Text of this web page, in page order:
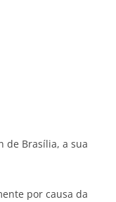
de Brasília, a sua
por causa da